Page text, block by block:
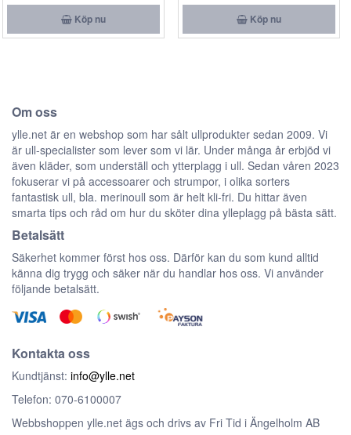
Köp nu Köp nu
Om oss
ylle.net är en webshop som har sålt ullprodukter sedan 2009. Vi
är ull-specialister som lever som vi lär. Under många år erbjöd vi
även kläder, som underställ och ytterplagg i ull. Sedan våren 2023
fokuserar vi på accessoarer och strumpor, i olika sorters
fantastisk ull, bla. merinoull som är helt kli-fri. Du hittar även
smarta tips och råd om hur du sköter dina ylleplagg på bästa sätt.
Betalsätt
Säkerhet kommer först hos oss. Därför kan du som kund alltid
känna dig trygg och säker när du handlar hos oss. Vi använder
följande betalsätt.
Kontakta oss
Kundtjänst: info@ylle.net
Telefon: 070-6100007
Webbshoppen ylle.net ägs och drivs av Fri Tid i Ängelholm AB